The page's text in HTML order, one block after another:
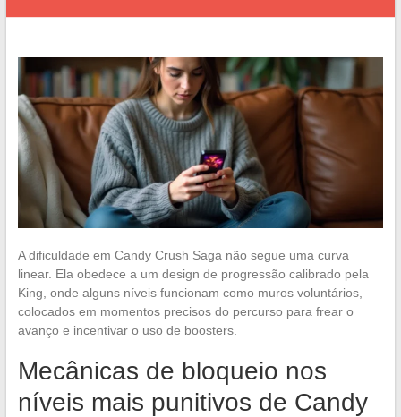
A dificuldade em Candy Crush Saga não segue uma curva
linear. Ela obedece a um design de progressão calibrado pela
King, onde alguns níveis funcionam como muros voluntários,
colocados em momentos precisos do percurso para frear o
avanço e incentivar o uso de boosters.
Mecânicas de bloqueio nos
níveis mais punitivos de Candy